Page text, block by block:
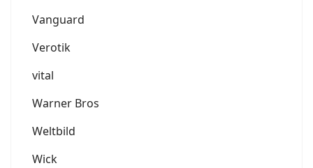
Vanguard
Verotik
vital
Warner Bros
Weltbild
Wick